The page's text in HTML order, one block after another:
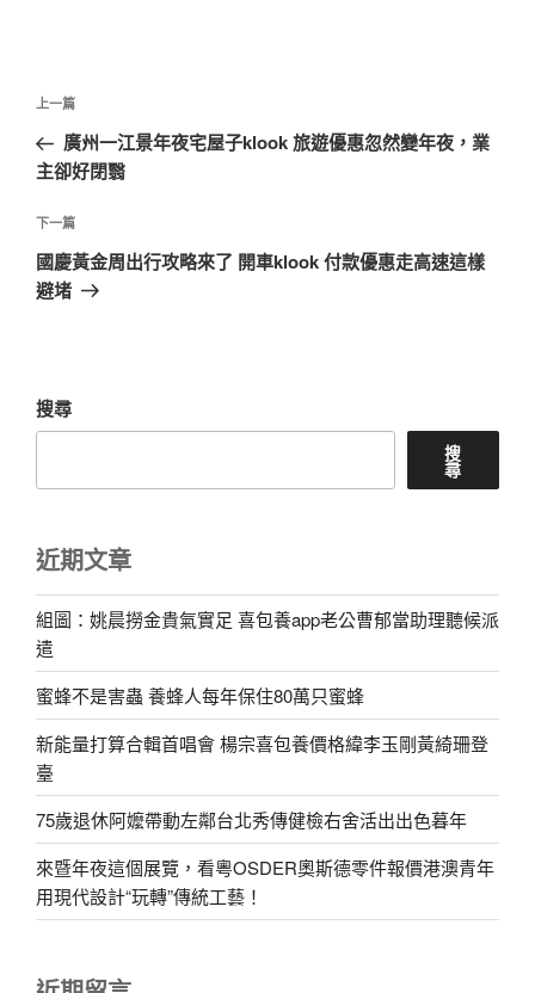
文
導
覽
上
一
篇
章
上一篇
廣州一江景年夜宅屋子klook 旅遊優惠忽然變年夜，業
主卻好閉翳
下
一
篇
下一篇
國慶黃金周出行攻略來了 開車klook 付款優惠走高速這樣
避堵
搜尋
搜
尋
近期文章
組圖：姚晨撈金貴氣實足 喜包養app老公曹郁當助理聽候派
遣
蜜蜂不是害蟲 養蜂人每年保住80萬只蜜蜂
新能量打算合輯首唱會 楊宗喜包養價格緯李玉剛黃綺珊登
臺
75歲退休阿嬤帶動左鄰台北秀傳健檢右舍活出出色暮年
來暨年夜這個展覽，看粵OSDER奧斯德零件報價港澳青年
用現代設計“玩轉”傳統工藝！